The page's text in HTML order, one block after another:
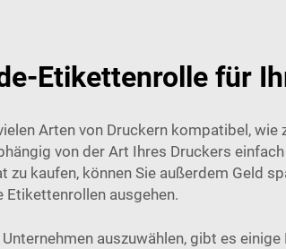
Etikettenrolle für
Arten von Druckern kompatibel,
von der Art Ihres Druckers
kaufen, können Sie außerdem Geld
Etikettenrollen ausgehen.
auszuwählen, gibt es